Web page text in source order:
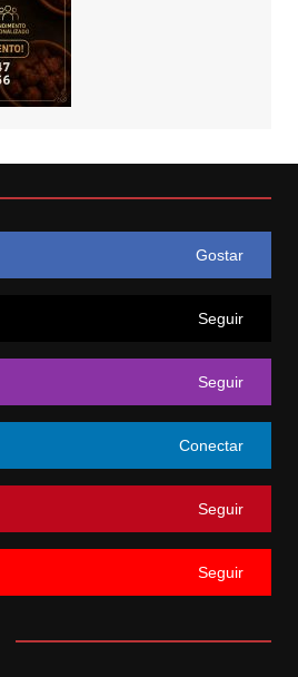
Gostar
Seguir
Seguir
Conectar
Seguir
Seguir